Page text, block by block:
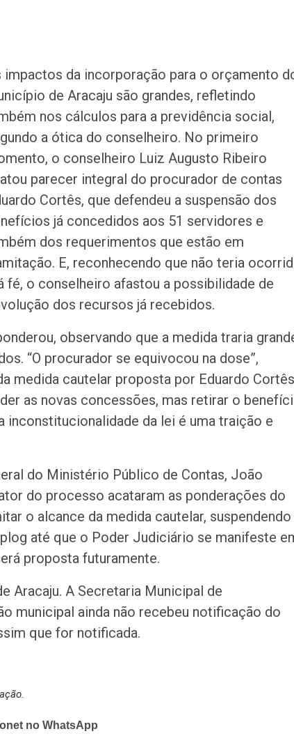
impactos da incorporação para o orçamento
de Aracaju são grandes, refletindo
nos cálculos para a previdência social,
a ótica do conselheiro. No primeiro
o conselheiro Luiz Augusto Ribeiro
parecer integral do procurador de contas
Cortês, que defendeu a suspensão dos
já concedidos aos 51 servidores e
dos requerimentos que estão em
E, reconhecendo que não teria
fé, o conselheiro afastou a possibilidade de
dos recursos já recebidos.
observando que a medida traria
“O procurador se equivocou na dose”,
medida cautelar proposta por Eduardo
as novas concessões, mas retirar o
inconstitucionalidade da lei é uma traição e
do Ministério Público de Contas, João
do processo acataram as ponderações do
o alcance da medida cautelar, suspendendo
até que o Poder Judiciário se manifeste
proposta futuramente.
Aracaju. A Secretaria Municipal de
municipal ainda não recebeu notificação do
que for notificada.
no WhatsApp